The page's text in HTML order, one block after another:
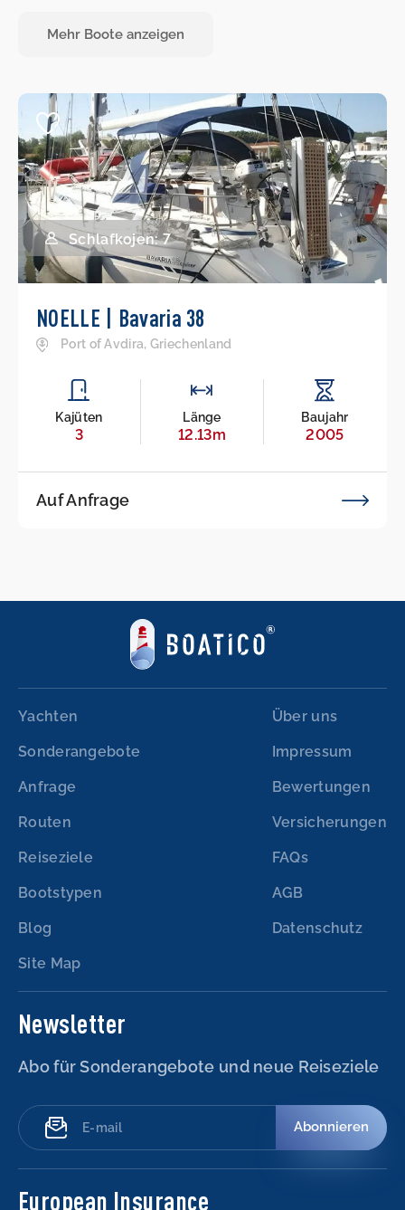
Mehr Boote anzeigen
Schlafkojen: 7
NOELLE | Bavaria 38
Port of Avdira, Griechenland
Kajüten
3
Länge
12.13m
Baujahr
2005
Auf Anfrage
Yachten
Sonderangebote
Anfrage
Routen
Reiseziele
Bootstypen
Blog
Site Map
Über uns
Impressum
Bewertungen
Versicherungen
FAQs
AGB
Datenschutz
Newsletter
Abo für Sonderangebote und neue Reiseziele
Abonnieren
European Insurance